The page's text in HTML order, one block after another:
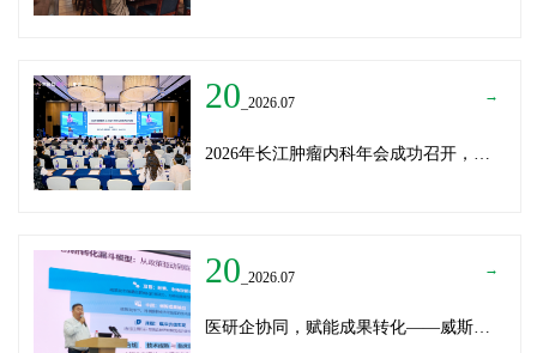
20 _2026.07 →
20 _2026.07 →